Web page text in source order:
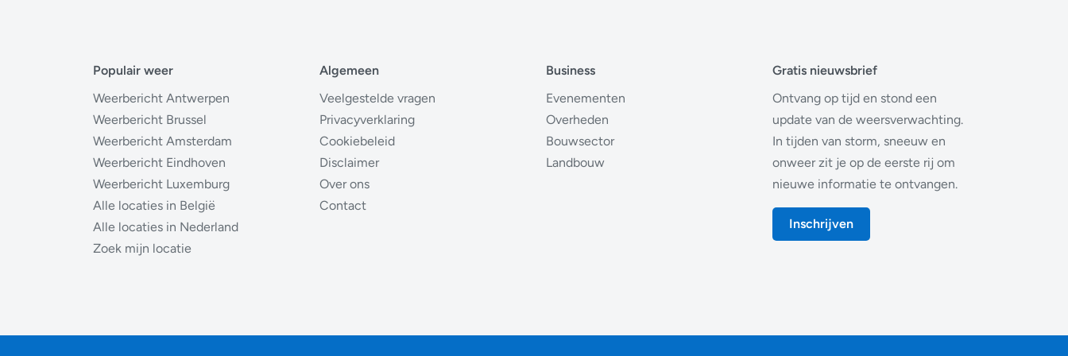
Populair weer
Weerbericht Antwerpen
Weerbericht Brussel
Weerbericht Amsterdam
Weerbericht Eindhoven
Weerbericht Luxemburg
Alle locaties in België
Alle locaties in Nederland
Zoek mijn locatie
Algemeen
Veelgestelde vragen
Privacyverklaring
Cookiebeleid
Disclaimer
Over ons
Contact
Business
Evenementen
Overheden
Bouwsector
Landbouw
Gratis nieuwsbrief
Ontvang op tijd en stond een
update van de weersverwachting.
In tijden van storm, sneeuw en
onweer zit je op de eerste rij om
nieuwe informatie te ontvangen.
Inschrijven